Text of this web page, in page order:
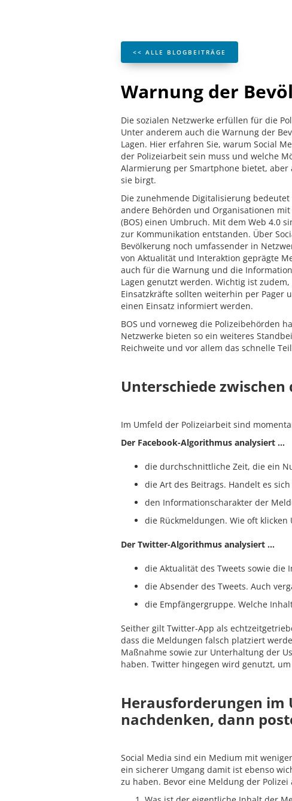
<< ALLE BLOGBEITRÄGE
Warnung der
Die sozialen Netzwerke erfüllen für die
Unter anderem auch die Warnung der
Lagen. Hier erfahren Sie, warum Social
der Polizeiarbeit sein muss und welche
Alarmierung per Smartphone bietet, aber
sie birgt.
Die zunehmende Digitalisierung bedeutet
andere Behörden und Organisationen
(BOS) einen Umbruch. Mit dem Web 4.0
zur Kommunikation entstanden. Über
Bevölkerung noch umfassender in
von Aktualität und Interaktion geprägte
auch für die Warnung und die
Lagen genutzt werden. Wichtig ist
Einsatzkräfte sollten weiterhin per Pager
einen Einsatz informiert werden.
BOS und vorneweg die Polizeibehörden
Netzwerke bieten so ein weiteres
Reichweite und vor allem das schnelle
Unterschiede zwischen
Im Umfeld der Polizeiarbeit sind
Der Facebook-Algorithmus analysiert …
die durchschnittliche Zeit, die ein
die Art des Beitrags. Handelt es
den Informationscharakter der
die Rückmeldungen. Wie oft
Der Twitter-Algorithmus analysiert …
die Aktualität des Tweets sowie
die Absender des Tweets. Auch
die Empfängergruppe. Welche
Seither gilt Twitter-App als
dass die Meldungen falsch platziert
Maßnahme sowie zur Unterhaltung der
haben. Twitter hingegen wird genutzt,
Herausforderungen im
nachdenken, dann
Social Media sind ein Medium mit
ein sicherer Umgang damit ist ebenso
zu haben. Bevor eine Meldung der